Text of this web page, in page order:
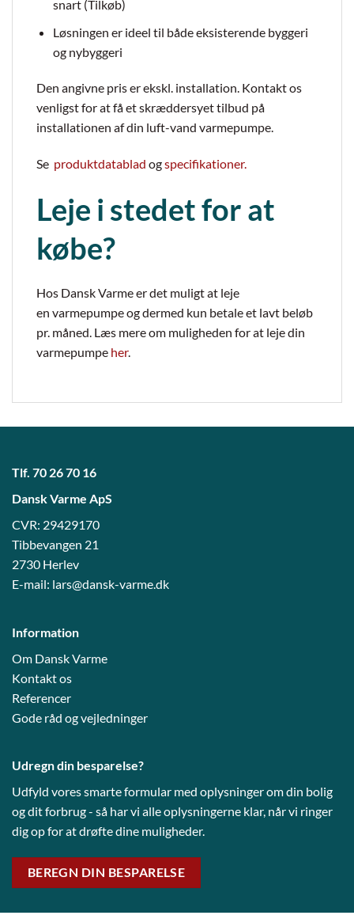
snart (Tilkøb)
Løsningen er ideel til både eksisterende byggeri
og nybyggeri
Den angivne pris er ekskl. installation. Kontakt os
venligst for at få et skræddersyet tilbud på
installationen af din luft-vand varmepumpe.
Se produktdatablad ogspecifikationer.
Leje i stedet for at
købe?
Hos Dansk Varme er det muligt at leje
en varmepumpe og dermed kun betale et lavt beløb
pr. måned. Læs mere om muligheden for at leje din
varmepumpe her.
Tlf. 70 26 70 16
Dansk Varme ApS
CVR: 29429170
Tibbevangen 21
2730 Herlev
E-mail: lars@dansk-varme.dk
Information
Om Dansk Varme
Kontakt os
Referencer
Gode råd og vejledninger
Udregn din besparelse?
Udfyld vores smarte formular med oplysninger om din bolig
og dit forbrug - så har vi alle oplysningerne klar, når vi ringer
dig op for at drøfte dine muligheder.
BEREGN DIN BESPARELSE